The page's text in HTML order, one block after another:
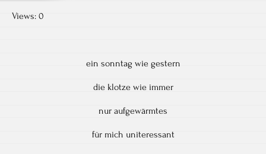
Views: 0
ein sonntag wie gestern
die klotze wie immer
nur aufgewärmtes
für mich uniteressant